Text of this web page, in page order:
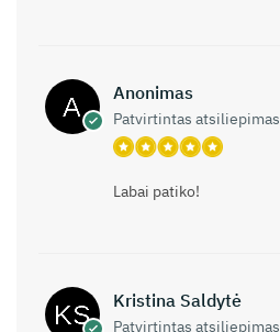
Anonimas
Patvirtintas atsiliepimas
Labai patiko!
Kristina Saldytė
Patvirtintas atsiliepimas